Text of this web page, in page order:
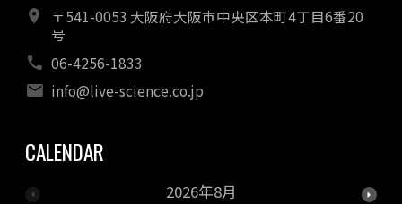
〒541-0053 大阪府大阪市中央区本町4丁目6番20
号
06-4256-1833
info@live-science.co.jp
CALENDAR
2026年8月